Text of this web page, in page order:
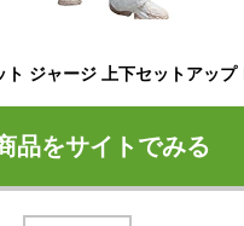
品をサイトでみる